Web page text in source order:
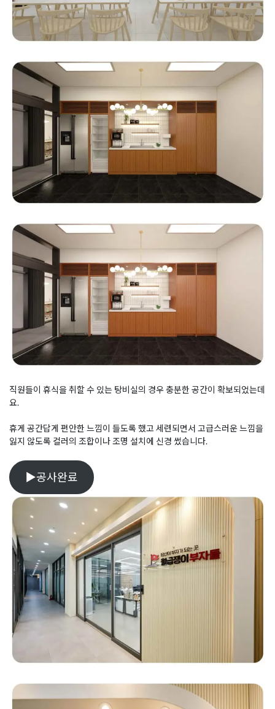
직원들이 휴식을 취할 수 있는 탕비실의 경우 충분한 공간이 확보되었는데
요.
휴게 공간답게 편안한 느낌이 들도록 했고 세련되면서 고급스러운 느낌을
잃지 않도록 컬러의 조합이나 조명 설치에 신경 썼습니다.
▶공사완료